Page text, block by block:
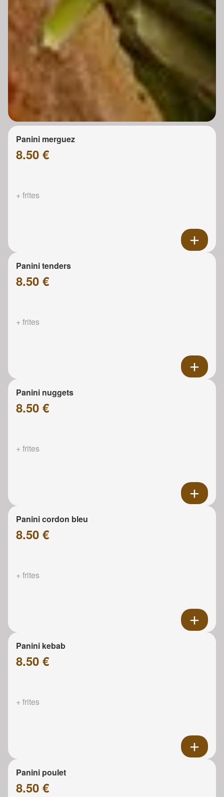
Panini merguez
8.50 €
+ frites
Panini tenders
8.50 €
+ frites
Panini nuggets
8.50 €
+ frites
Panini cordon bleu
8.50 €
+ frites
Panini kebab
8.50 €
+ frites
Panini poulet
8.50 €